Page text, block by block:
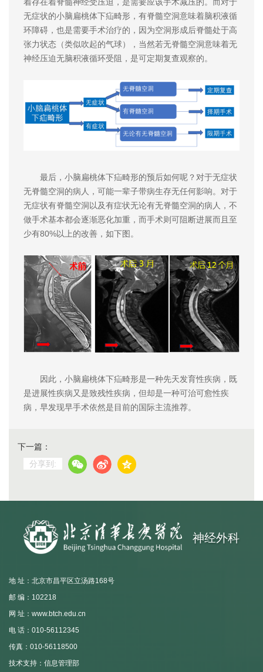
无症状的小脑扁桃体下疝畸形，有脊髓空洞意味着脑积液循
环障碍，也是需要手术治疗的，因为空洞形成后脊髓处于高
张力状态（类似吹起的气球），当然若无脊髓空洞意味着无
神经压迫无脑积液循环受阻，是可定期复查观察的。
最后，小脑扁桃体下疝畸形的预后如何呢？对于无症状
无脊髓空洞的病人，可能一辈子带病生存无任何影响。对于
无症状有脊髓空洞以及有症状无论有无脊髓空洞的病人，不
做手术基本都会逐渐恶化加重，而手术则可阻断进展而且至
少有80%以上的改善，如下图。
因此，小脑扁桃体下疝畸形是一种先天发育性疾病，既
是进展性疾病又是致残性疾病，但却是一种可治可愈性疾
病，早发现早手术依然是目前的国际主流推荐。
下一篇：
分享到:
神经外科
地 址：北京市昌平区立汤路168号
邮 编：102218
网 址：www.btch.edu.cn
电 话：010-56112345
传真：010-56118500
技术支持：信息管理部